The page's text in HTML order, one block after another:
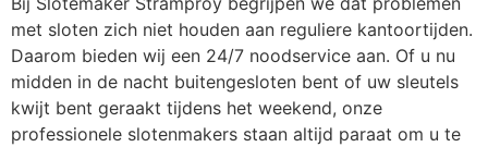
met sloten zich niet houden aan reguliere kantoortijden.
Daarom bieden wij een 24/7 noodservice aan. Of u nu
midden in de nacht buitengesloten bent of uw sleutels
kwijt bent geraakt tijdens het weekend, onze
professionele slotenmakers staan altijd paraat om u te